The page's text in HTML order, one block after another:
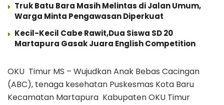
Truk Batu Bara Masih Melintas di Jalan Umum,
Warga Minta Pengawasan Diperkuat
Kecil-Kecil Cabe Rawit,Dua Siswa SD 20
Martapura Gasak Juara English Competition
OKU Timur MS – Wujudkan Anak Bebas Cacingan
(ABC), tenaga kesehatan Puskesmas Kota Baru
Kecamatan Martapura Kabupaten OKU Timur